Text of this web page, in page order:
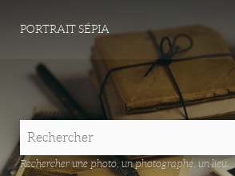
PORTRAIT SÉPIA
Rechercher une photo, un photographe, un lieu...